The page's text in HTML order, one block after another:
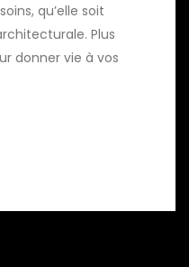
qu’elle soit
Plus
donner vie à vos